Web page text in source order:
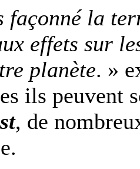
façonné la
effets sur
planète. »
ils peuvent
, de